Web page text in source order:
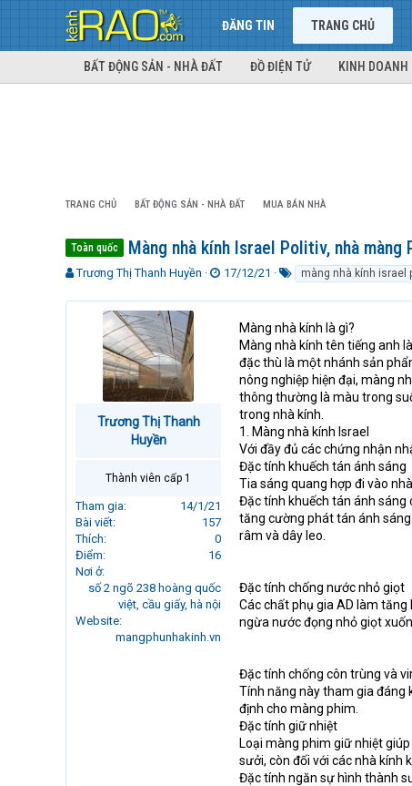
ĐĂNG TIN TRANG CHỦ
BẤT ĐỘNG SẢN - NHÀ ĐẤT ĐỒ ĐIỆN TỬ KINH DOANH
TRANG CHỦ BẤT ĐỘNG SẢN - NHÀ ĐẤT MUA BÁN NHÀ
Toàn quốc Màng nhà kính Israel Politiv, nhà
T
r
Trương Thị Thanh Huyền
N
à
17/12/21
k
h
ó
a
màng nhà kính israel
Trương Thị Thanh
Huyền
Thành viên cấp 1
Tham gia
14/1/21
Bài viết
157
Thích
0
Điểm
16
Nơi ở
số 2 ngõ 238 hoàng quốc
việt, cầu giấy, hà nội
Website
mangphunhakinh.vn
Màng nhà kính là gì?
Màng nhà kính tên tiếng anh
đặc thù là một nhánh sản
nông nghiệp hiện đại, màng
thông thường là màu trong
trong nhà kính.
1. Màng nhà kính Israel
Với đầy đủ các chứng nhận
Đặc tính khuếch tán ánh sáng
Tia sáng quang hợp đi vào
Đặc tính khuếch tán ánh
tăng cường phát tán ánh
râm và dây leo.
Đặc tính chống nước nhỏ giọt
Các chất phụ gia AD làm
ngừa nước đọng nhỏ giọt
Đặc tính chống côn trùng và
Tính năng này tham gia đáng
định cho màng phim.
Đặc tính giữ nhiệt
Loại màng phim giữ nhiệt
sưởi, còn đối với các nhà kính
Đặc tính ngăn sự hình thành